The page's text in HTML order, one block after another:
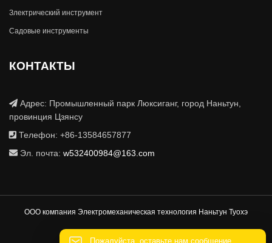
Злектрический инструмент
Садовые инструменты
КОНТАКТЫ
Адрес: Промышленный парк Люксиганг, город Наньтун,
провинция Цзянсу
Телефон: +86-13584657877
Эл. почта: w532400984@163.com
ООО компания Электромеханическая технология Наньтун Туохэ
Пожалуйста, оставьте нам сообщение